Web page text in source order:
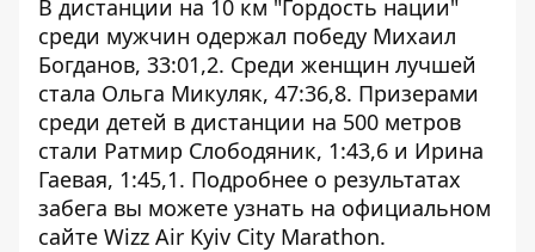
В дистанции на 10 км "Гордость нации"
среди мужчин одержал победу Михаил
Богданов, 33:01,2. Среди женщин лучшей
стала Ольга Микуляк, 47:36,8. Призерами
среди детей в дистанции на 500 метров
стали Ратмир Слободяник, 1:43,6 и Ирина
Гаевая, 1:45,1. Подробнее о результатах
забега вы можете узнать на официальном
сайте Wizz Air Kyiv City Marathon.